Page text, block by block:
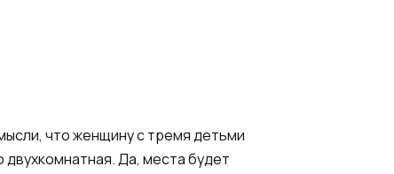
что женщину с тремя детьми
двухкомнатная. Да, места будет